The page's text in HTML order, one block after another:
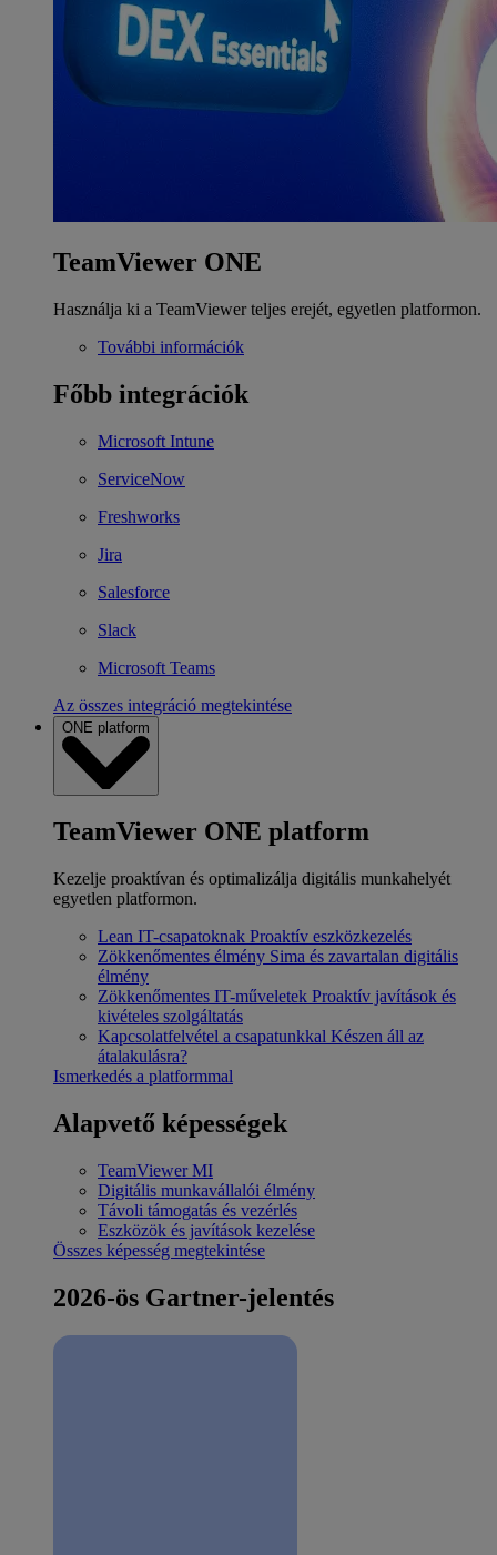
TeamViewer ONE
Használja ki a TeamViewer teljes erejét, egyetlen platformon.
További információk
Főbb integrációk
Microsoft Intune
ServiceNow
Freshworks
Jira
Salesforce
Slack
Microsoft Teams
Az összes integráció megtekintése
ONE platform
TeamViewer ONE platform
Kezelje proaktívan és optimalizálja digitális munkahelyét
egyetlen platformon.
Lean IT-csapatoknak Proaktív eszközkezelés
Zökkenőmentes élmény Sima és zavartalan digitális
élmény
Zökkenőmentes IT-műveletek Proaktív javítások és
kivételes szolgáltatás
Kapcsolatfelvétel a csapatunkkal Készen áll az
átalakulásra?
Ismerkedés a platformmal
Alapvető képességek
TeamViewer MI
Digitális munkavállalói élmény
Távoli támogatás és vezérlés
Eszközök és javítások kezelése
Összes képesség megtekintése
2026-ös Gartner-jelentés